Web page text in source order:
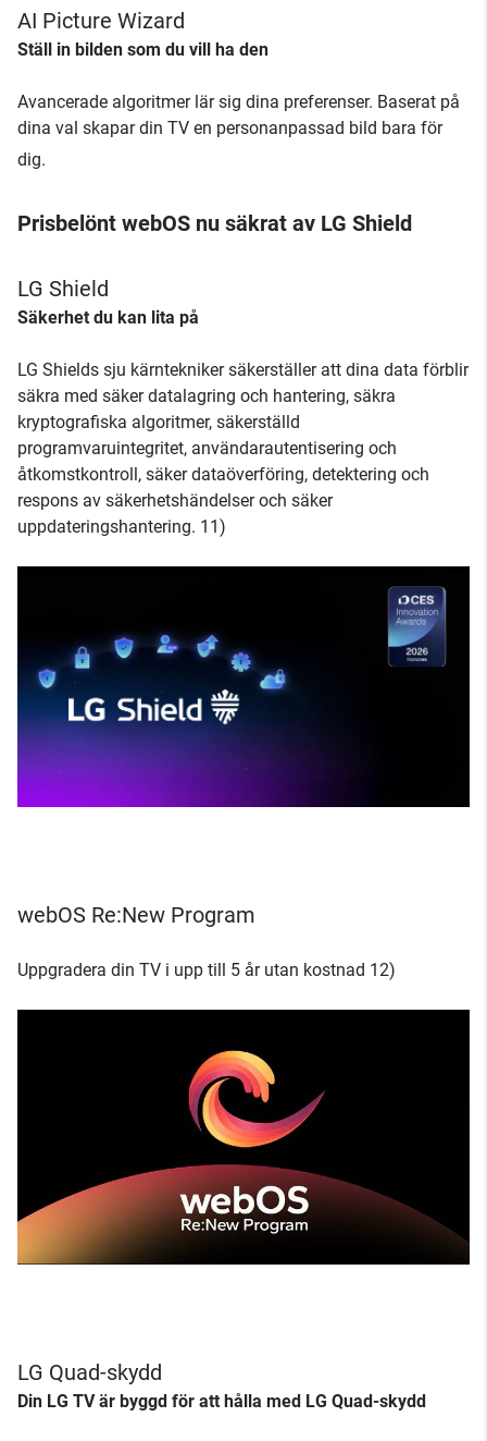
AI Picture Wizard
Ställ in bilden som du vill ha den
Avancerade algoritmer lär sig dina preferenser. Baserat på
dina val skapar din TV en personanpassad bild bara för
dig.
Prisbelönt webOS nu säkrat av LG Shield
LG Shield
Säkerhet du kan lita på
LG Shields sju kärntekniker säkerställer att dina data förblir
säkra med säker datalagring och hantering, säkra
kryptografiska algoritmer, säkerställd
programvaruintegritet, användarautentisering och
åtkomstkontroll, säker dataöverföring, detektering och
respons av säkerhetshändelser och säker
uppdateringshantering. 11)
webOS Re:New Program
Uppgradera din TV i upp till 5 år utan kostnad 12)
LG Quad-skydd
Din LG TV är byggd för att hålla med LG Quad-skydd